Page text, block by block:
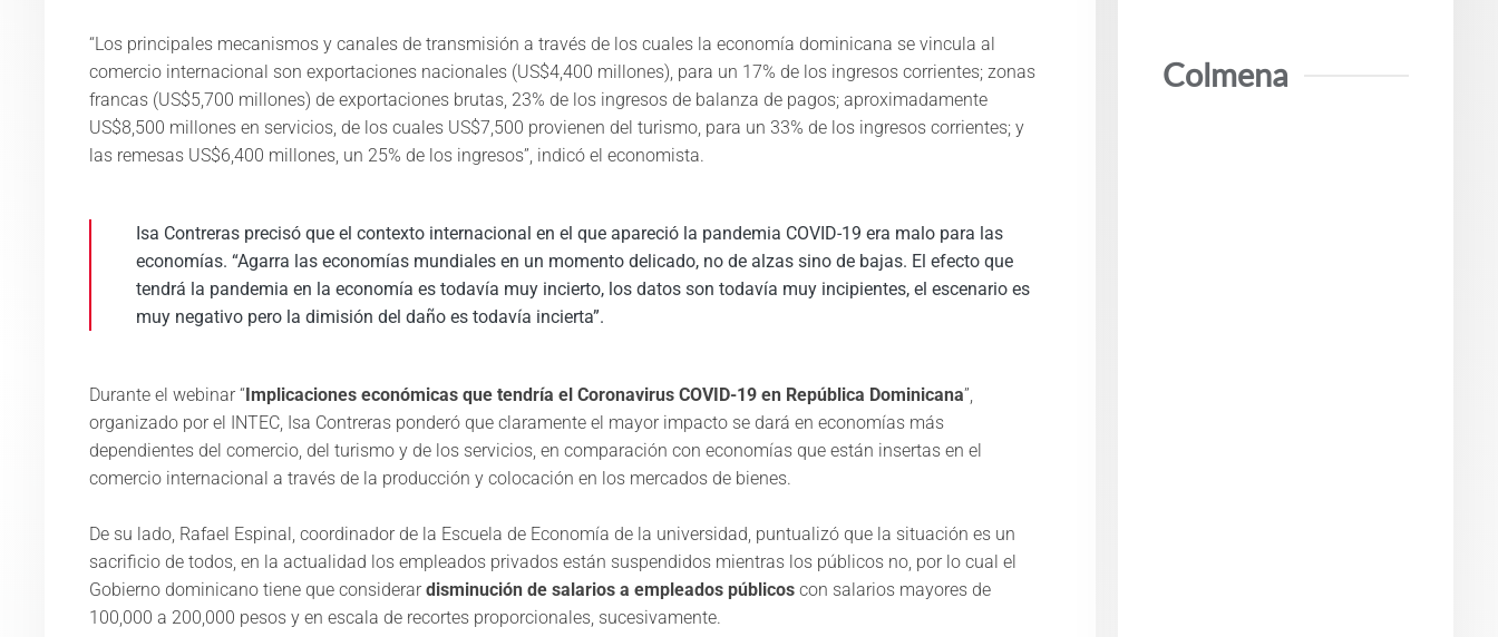
“Los principales mecanismos y canales de transmisión a través de los cuales la economía dominicana se vincula al
comercio internacional son exportaciones nacionales (US$4,400 millones), para un 17% de los ingresos corrientes; zonas
francas (US$5,700 millones) de exportaciones brutas, 23% de los ingresos de balanza de pagos; aproximadamente
US$8,500 millones en servicios, de los cuales US$7,500 provienen del turismo, para un 33% de los ingresos corrientes; y
las remesas US$6,400 millones, un 25% de los ingresos”, indicó el economista. ​
Isa Contreras precisó que el contexto internacional en el que apareció la pandemia COVID-19 era malo para las
economías. “Agarra las economías mundiales en un momento delicado, no de alzas sino de bajas. El efecto que
tendrá la pandemia en la economía es todavía muy incierto, los datos son todavía muy incipientes, el escenario es
muy negativo pero la dimisión del daño es todavía incierta”.​
Durante el webinar “Implicaciones económicas que tendría el Coronavirus COVID-19 en República Dominicana”,
organizado por el INTEC, Isa Contreras ponderó que claramente el mayor impacto se dará en economías más
dependientes del comercio, del turismo y de los servicios, en comparación con economías que están insertas en el
comercio internacional a través de la producción y colocación en los mercados de bienes.​
De su lado, Rafael Espinal, coordinador de la Escuela de Economía de la universidad, puntualizó que la situación es un
sacrificio de todos, en la actualidad los empleados privados están suspendidos mientras los públicos no, por lo cual el
Gobierno dominicano tiene que considerar disminución de salarios a empleados públicos con salarios mayores de
100,000 a 200,000 pesos y en escala de recortes proporcionales, sucesivamente.​
Colmena